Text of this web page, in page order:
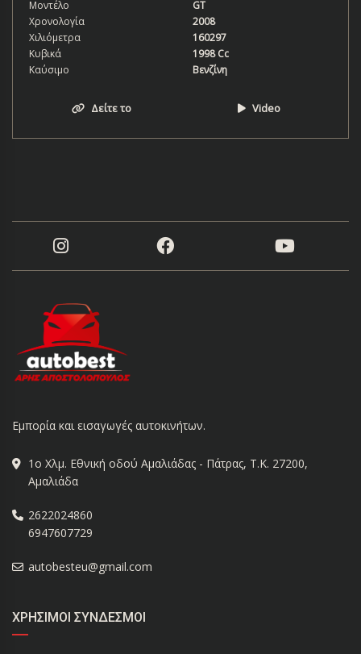
Μοντέλο
GT
Χρονολογία
2008
Χιλιόμετρα
160297
Κυβικά
1998 Cc
Καύσιμο
Βενζίνη
Δείτε το Video
Εμπορία και εισαγωγές αυτοκινήτων.
1ο Χλμ. Εθνική οδού Αμαλιάδας - Πάτρας, Τ.Κ. 27200,
Αμαλιάδα
2622024860
6947607729
autobesteu@gmail.com
ΧΡΉΣΙΜΟΙ ΣΎΝΔΕΣΜΟΙ